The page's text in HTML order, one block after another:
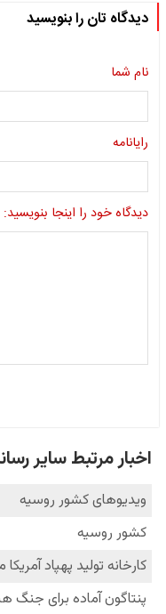
دیدگاه تان را بنویسید
نام شما
رایانامه
دیدگاه خود را اینجا بنویسید: